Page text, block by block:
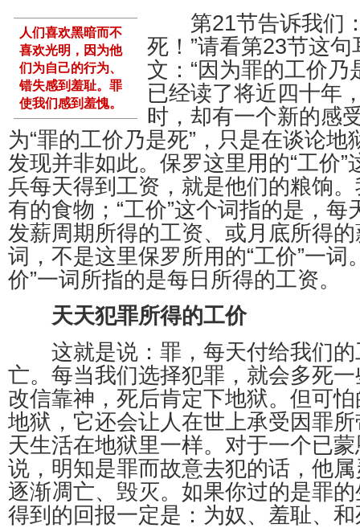
人们喜欢黑暗而不
喜欢光明，因为他
们为自己的行为、
错失感到羞耻。罪
使我们感到羞愧。
第21节告诉我们：
死！”请看第23节这
文：“因为罪的工价乃
已经读了将近四十年
时，却有一个新的感
为“罪的工价乃是死”，只是在谈论
发现并非如此。保罗这里用的“工价
兵每天得到工资，就是他们的粮饷
有的食物；“工价”这个词指的是，
发薪周期所得的工资、或月底所得
词，不是这里保罗所用的“工价”一词
价”一词所指的是每日所得的工资。
天天犯罪所得的工价
这就是说：罪，每天付给我们的
亡。每当我们选择犯罪，就会多死
改信靠神，死后肯定下地狱。但可
地狱，它还会让人在世上承受因罪
天生活在地狱里一样。对于一个已
说，明知是罪而故意去犯的话，他
逐渐凋亡、毁灭。如果你过的是罪
得到的回报一定是：为奴、羞耻、